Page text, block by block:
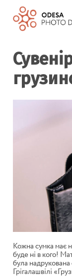
Кожна сумка має
буде ні в кого!
була
Грігалашвілі